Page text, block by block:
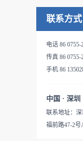
联系方式
电话 86 0755-
传真 86 0755-
手机 86
中国 · 深圳
联系地址：
福前路47-2号